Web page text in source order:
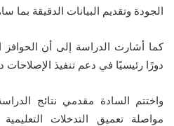
الجودة وتقديم البيانات الدقيقة بما
كما أشارت الدراسة إلى أن الحوافز
دورًا رئيسيًا في دعم تنفيذ الإصلاحات
واختتم السادة مقدمي نتائج
مواصلة تعميق التدخلات